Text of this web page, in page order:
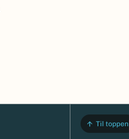
Til toppen